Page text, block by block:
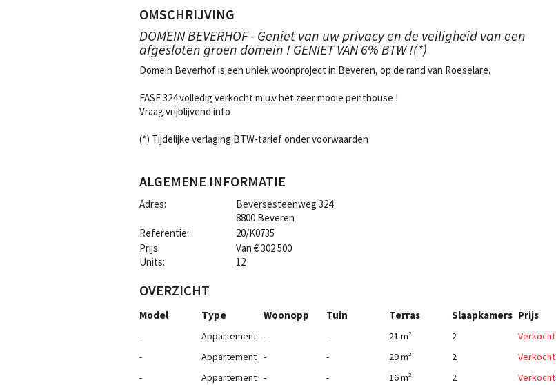
OMSCHRIJVING
DOMEIN BEVERHOF - Geniet van uw privacy en de veiligheid van een
afgesloten groen domein ! GENIET VAN 6% BTW !(*)
Domein Beverhof is een uniek woonproject in Beveren, op de rand van Roeselare.
FASE 324 volledig verkocht m.u.v het zeer mooie penthouse !
Vraag vrijblijvend info
(*) Tijdelijke verlaging BTW-tarief onder voorwaarden
ALGEMENE INFORMATIE
Adres:
Beversesteenweg 324
8800 Beveren
Referentie:
20/K0735
Prijs:
Van € 302 500
Units:
12
OVERZICHT
Model Type Woonopp Tuin Terras Slaapkamers Prijs
- Appartement - - 21 m² 2
Verkocht
-
Appartement - - 29 m² 2
Verkocht
-
Appartement - - 16 m² 2
Verkocht